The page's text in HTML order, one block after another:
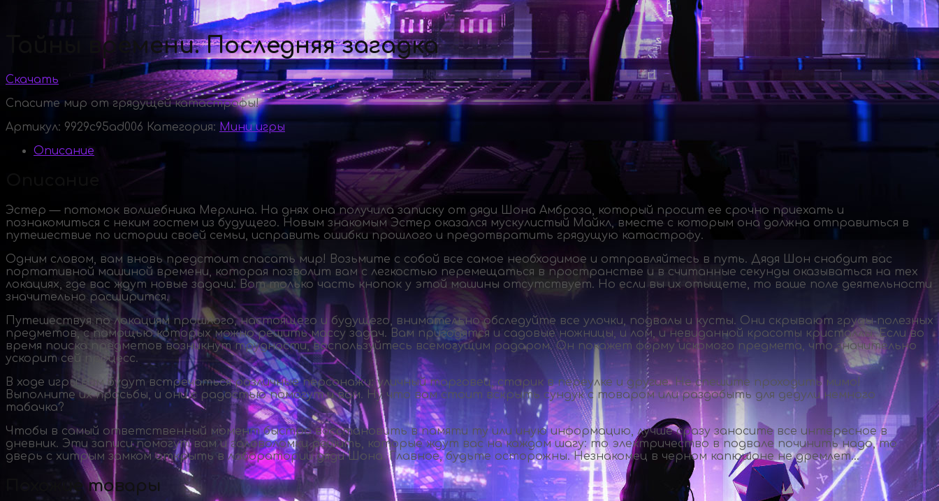
Тайны времени. Последняя загадка
Скачать
Спасите мир от грядущей катастрофы!
Артикул: 9929c95ad006 Категория: Мини игры
Описание
Эстер — потомок волшебника Мерлина. На днях она получила записку от дяди Шона Амброза, который просит ее срочно приехать и
познакомиться с неким гостем из будущего. Новым знакомым Эстер оказался мускулистый Майкл, вместе с которым она должна отправиться в
путешествие по истории своей семьи, исправить ошибки прошлого и предотвратить грядущую катастрофу.
Одним словом, вам вновь предстоит спасать мир! Возьмите с собой все самое необходимое и отправляйтесь в путь. Дядя Шон снабдит вас
портативной машиной времени, которая позволит вам с легкостью перемещаться в пространстве и в считанные секунды оказываться на тех
локациях, где вас ждут новые задачи. Вот только часть кнопок у этой машины отсутствует. Но если вы их отыщете, то ваше поле деятельности
значительно расширится.
Путешествуя по локациям прошлого, настоящего и будущего, внимательно обследуйте все улочки, подвалы и кусты. Они скрывают груды полезных
предметов, с помощью которых можно решить массу задач. Вам пригодятся и садовые ножницы, и лом, и невиданной красоты кристаллы. Если во
время поиска предметов возникнут трудности, воспользуйтесь всемогущим радаром. Он покажет форму искомого предмета, что значительно
ускорит сей процесс.
В ходе игры вам будут встречаться различные персонажи: уличный торговец, старик в переулке и другие. Не спешите проходить мимо!
Выполните их просьбы, и они с радостью помогут и вам. Ну что вам стоит вскрыть сундук с товаром или раздобыть для дедули немного
табачка?
Чтобы в самый ответственный момент быстро восстановить в памяти ту или иную информацию, лучше сразу заносите все интересное в
дневник. Эти записи помогут вам и головоломки решить, которые ждут вас на каждом шагу: то электричество в подвале починить надо, то
дверь с хитрым замком открыть в лаборатории дяди Шона. Главное, будьте осторожны. Незнакомец в черном капюшоне не дремлет…
Похожие товары